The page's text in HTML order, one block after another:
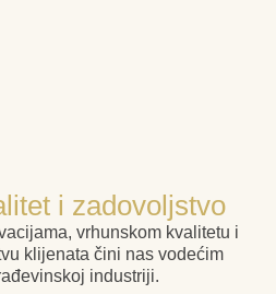
i zadovoljstvo
vrhunskom kvalitetu i
klijenata čini nas vodećim
industriji.